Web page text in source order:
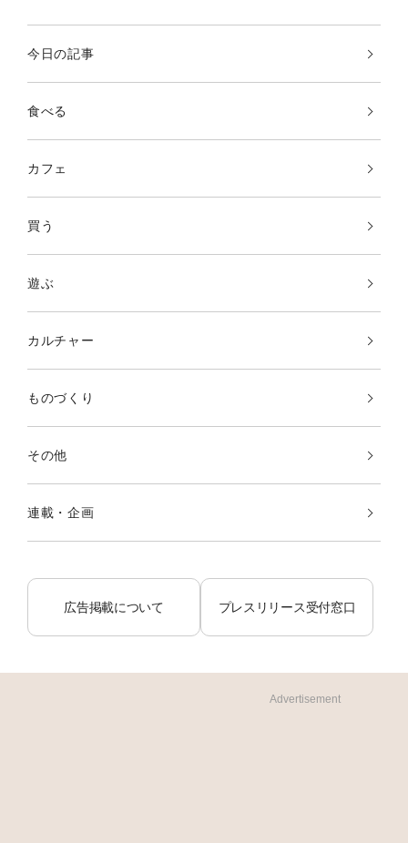
今日の記事
食べる
カフェ
買う
遊ぶ
カルチャー
ものづくり
その他
連載・企画
広告掲載について プレスリリース受付窓口
Advertisement